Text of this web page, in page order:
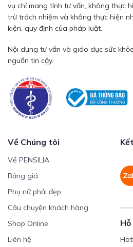
vụ chỉ mang tính tư vấn, không thực
trừ trách nhiệm và không thực hiện
kiện, quy định của pháp luật.
Nội dung tư vấn và giáo dục sức
nguồn tin cậy.
Về Chúng tôi
Về PENSILIA
Bảng giá
Phụ nữ phải đẹp
Câu chuyện khách hàng
Shop Online
Liên hệ